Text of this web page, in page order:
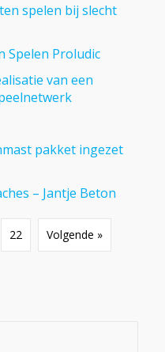
spelen bij slecht
Spelen Proludic
van een
pakket ingezet
– Jantje Beton
22 Volgende »